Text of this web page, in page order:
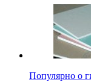
Популярно о